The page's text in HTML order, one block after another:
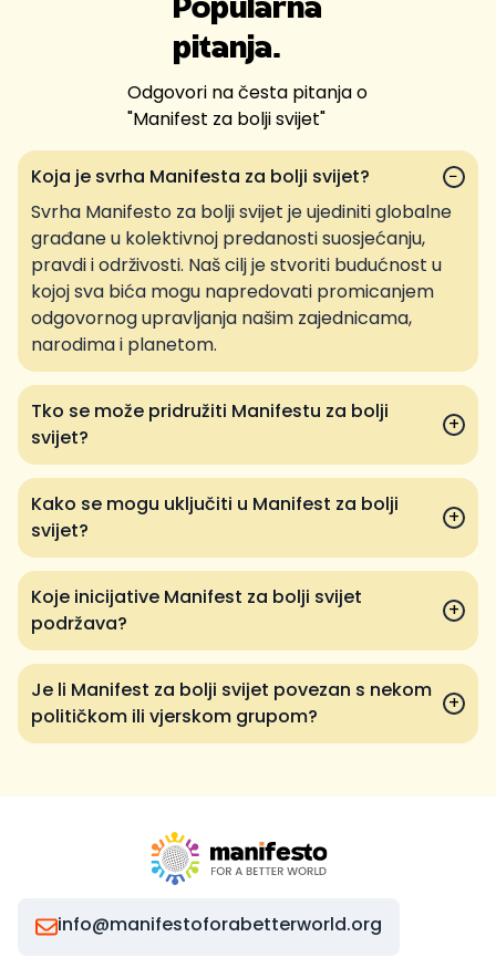
Popularna
pitanja.
Odgovori na česta pitanja o
"Manifest za bolji svijet"
Koja je svrha Manifesta za bolji svijet?
−
Svrha Manifesto za bolji svijet je ujediniti globalne
građane u kolektivnoj predanosti suosjećanju,
pravdi i održivosti. Naš cilj je stvoriti budućnost u
kojoj sva bića mogu napredovati promicanjem
odgovornog upravljanja našim zajednicama,
narodima i planetom.
Tko se može pridružiti Manifestu za bolji
svijet?
+
Kako se mogu uključiti u Manifest za bolji
svijet?
+
Koje inicijative Manifest za bolji svijet
podržava?
+
Je li Manifest za bolji svijet povezan s nekom
političkom ili vjerskom grupom?
+
info@manifestoforabetterworld.org